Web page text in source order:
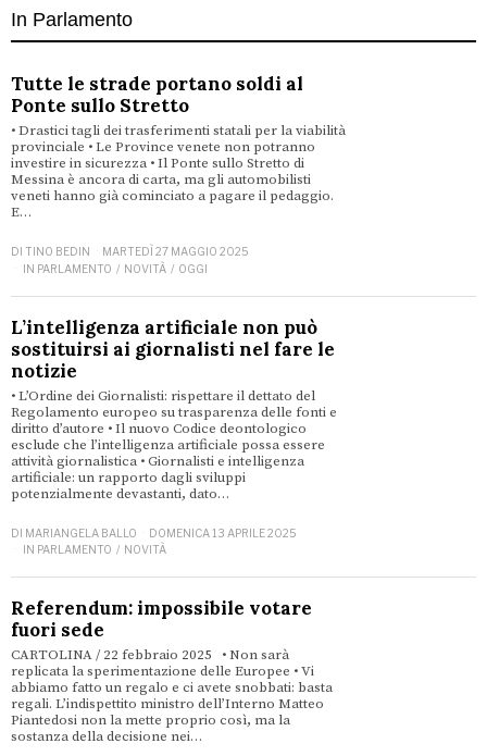
In Parlamento
Tutte le strade portano soldi al
Ponte sullo Stretto
• Drastici tagli dei trasferimenti statali per la viabilità
provinciale • Le Province venete non potranno
investire in sicurezza • Il Ponte sullo Stretto di
Messina è ancora di carta, ma gli automobilisti
veneti hanno già cominciato a pagare il pedaggio.
E…
DI TINO BEDIN
MARTEDÌ 27 MAGGIO 2025
IN PARLAMENTO / NOVITÀ / OGGI
L’intelligenza artificiale non può
sostituirsi ai giornalisti nel fare le
notizie
• L’Ordine dei Giornalisti: rispettare il dettato del
Regolamento europeo su trasparenza delle fonti e
diritto d’autore • Il nuovo Codice deontologico
esclude che l’intelligenza artificiale possa essere
attività giornalistica • Giornalisti e intelligenza
artificiale: un rapporto dagli sviluppi
potenzialmente devastanti, dato…
DI MARIANGELA BALLO
DOMENICA 13 APRILE 2025
IN PARLAMENTO / NOVITÀ
Referendum: impossibile votare
fuori sede
CARTOLINA / 22 febbraio 2025 • Non sarà
replicata la sperimentazione delle Europee • Vi
abbiamo fatto un regalo e ci avete snobbati: basta
regali. L’indispettito ministro dell’Interno Matteo
Piantedosi non la mette proprio così, ma la
sostanza della decisione nei…